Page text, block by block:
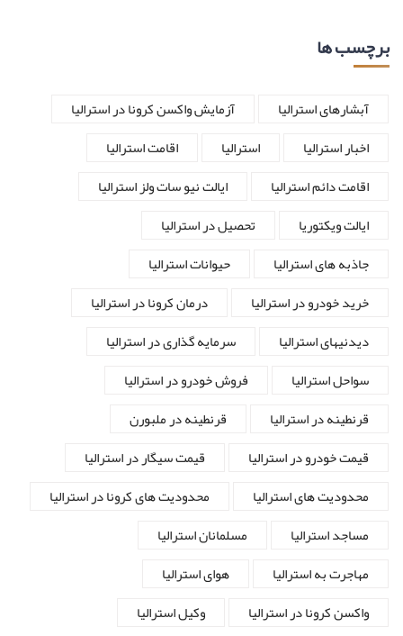
برچسب ها
آبشارهای استرالیا
آزمایش واکسن کرونا در استرالیا
اخبار استرالیا
استرالیا
اقامت استرالیا
اقامت دائم استرالیا
ایالت نیو سات ولز استرالیا
ایالت ویکتوریا
تحصیل در استرالیا
جاذبه های استرالیا
حیوانات استرالیا
خرید خودرو در استرالیا
درمان کرونا در استرالیا
دیدنیهای استرالیا
سرمایه گذاری در استرالیا
سواحل استرالیا
فروش خودرو در استرالیا
قرنطینه در استرالیا
قرنطینه در ملبورن
قیمت خودرو در استرالیا
قیمت سیگار در استرالیا
محدودیت های استرالیا
محدودیت های کرونا در استرالیا
مساجد استرالیا
مسلمانان استرالیا
مهاجرت به استرالیا
هوای استرالیا
واکسن کرونا در استرالیا
وکیل استرالیا